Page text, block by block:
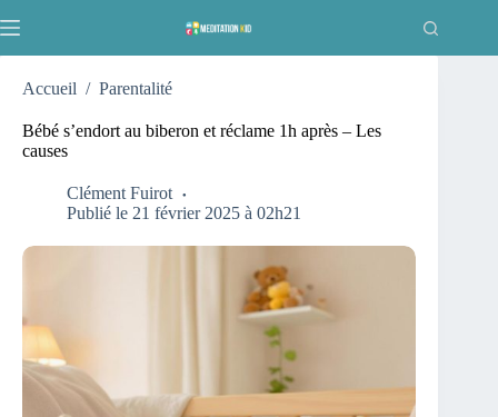
au
Accueil / Parentalité
Bébé s’endort au biberon et réclame 1h après – Les
causes
Clément Fuirot
Publié le 21 février 2025 à 02h21